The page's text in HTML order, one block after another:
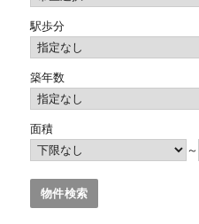
駅歩分
築年数
面積
～